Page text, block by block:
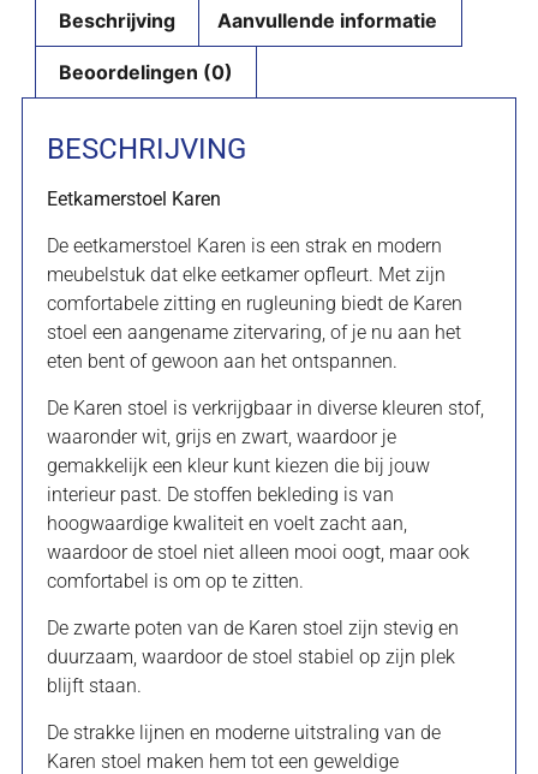
Beschrijving Aanvullende informatie
Beoordelingen (0)
BESCHRIJVING
Eetkamerstoel Karen
De eetkamerstoel Karen is een strak en modern
meubelstuk dat elke eetkamer opfleurt. Met zijn
comfortabele zitting en rugleuning biedt de Karen
stoel een aangename zitervaring, of je nu aan het
eten bent of gewoon aan het ontspannen.
De Karen stoel is verkrijgbaar in diverse kleuren stof,
waaronder wit, grijs en zwart, waardoor je
gemakkelijk een kleur kunt kiezen die bij jouw
interieur past. De stoffen bekleding is van
hoogwaardige kwaliteit en voelt zacht aan,
waardoor de stoel niet alleen mooi oogt, maar ook
comfortabel is om op te zitten.
De zwarte poten van de Karen stoel zijn stevig en
duurzaam, waardoor de stoel stabiel op zijn plek
blijft staan.
De strakke lijnen en moderne uitstraling van de
Karen stoel maken hem tot een geweldige